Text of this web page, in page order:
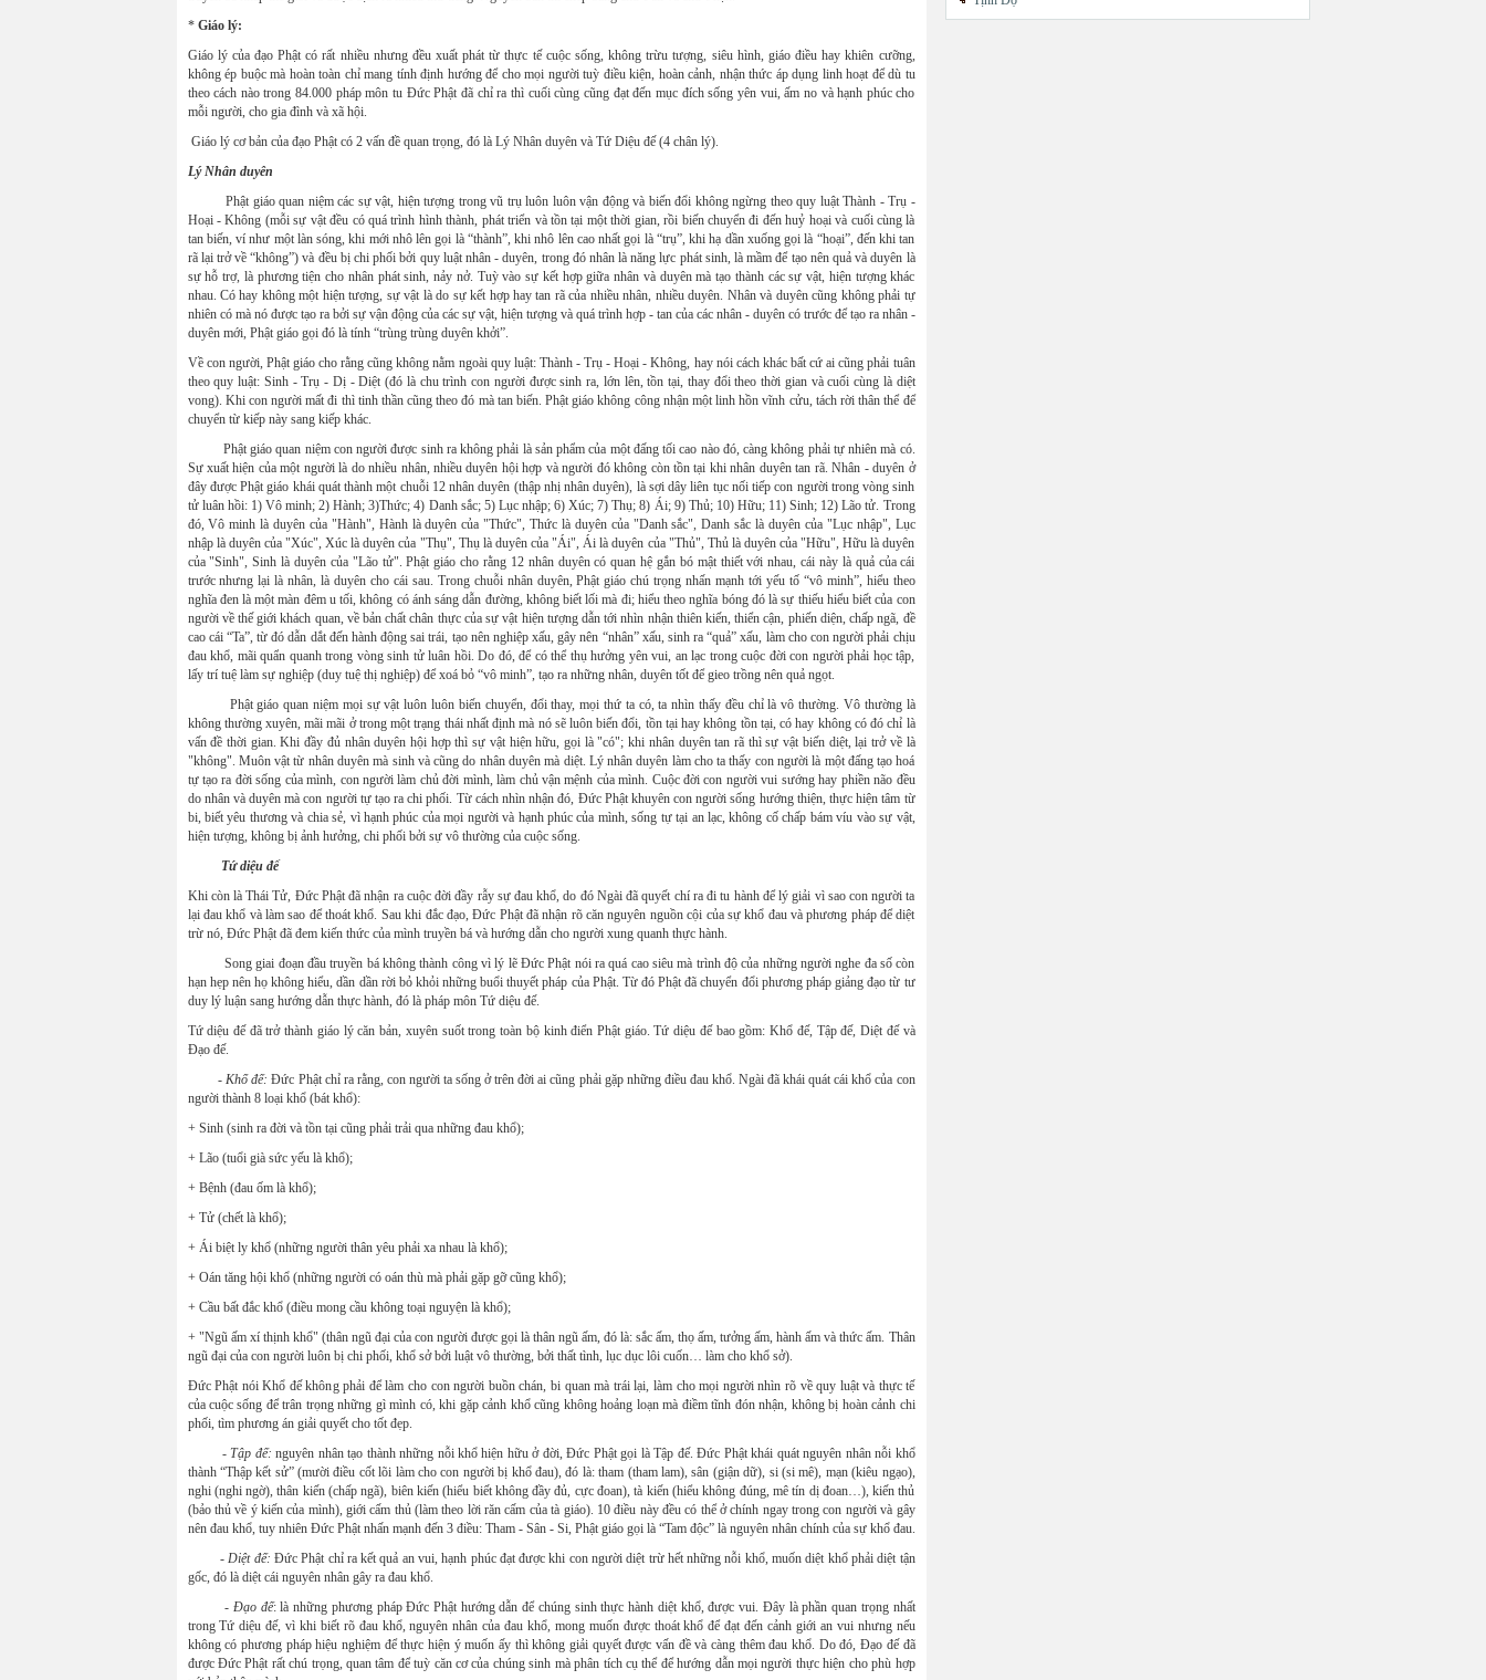
* Giáo lý:
Giáo lý của đạo Phật có rất nhiều nhưng đều xuất phát từ thực tế cuộc sống, không trừu tượng, siêu hình, giáo điều hay khiên cưỡng,
không ép buộc mà hoàn toàn chỉ mang tính định hướng để cho mọi người tuỳ điều kiện, hoàn cảnh, nhận thức áp dụng linh hoạt để dù tu
theo cách nào trong 84.000 pháp môn tu Đức Phật đã chỉ ra thì cuối cùng cũng đạt đến mục đích sống yên vui, ấm no và hạnh phúc cho
mỗi người, cho gia đình và xã hội.
Giáo lý cơ bản của đạo Phật có 2 vấn đề quan trọng, đó là Lý Nhân duyên và Tứ Diệu đế (4 chân lý).
Lý Nhân duyên
Phật giáo quan niệm các sự vật, hiện tượng trong vũ trụ luôn luôn vận động và biến đổi không ngừng theo quy luật Thành - Trụ -
Hoại - Không (mỗi sự vật đều có quá trình hình thành, phát triển và tồn tại một thời gian, rồi biến chuyển đi đến huỷ hoại và cuối cùng là
tan biến, ví như một làn sóng, khi mới nhô lên gọi là “thành”, khi nhô lên cao nhất gọi là “trụ”, khi hạ dần xuống gọi là “hoại”, đến khi tan
rã lại trở về “không”) và đều bị chi phối bởi quy luật nhân - duyên, trong đó nhân là năng lực phát sinh, là mầm để tạo nên quả và duyên là
sự hỗ trợ, là phương tiện cho nhân phát sinh, nảy nở. Tuỳ vào sự kết hợp giữa nhân và duyên mà tạo thành các sự vật, hiện tượng khác
nhau. Có hay không một hiện tượng, sự vật là do sự kết hợp hay tan rã của nhiều nhân, nhiều duyên. Nhân và duyên cũng không phải tự
nhiên có mà nó được tạo ra bởi sự vận động của các sự vật, hiện tượng và quá trình hợp - tan của các nhân - duyên có trước để tạo ra nhân -
duyên mới, Phật giáo gọi đó là tính “trùng trùng duyên khởi”.
Về con người, Phật giáo cho rằng cũng không nằm ngoài quy luật: Thành - Trụ - Hoại - Không, hay nói cách khác bất cứ ai cũng phải tuân
theo quy luật: Sinh - Trụ - Dị - Diệt (đó là chu trình con người được sinh ra, lớn lên, tồn tại, thay đổi theo thời gian và cuối cùng là diệt
vong). Khi con người mất đi thì tinh thần cũng theo đó mà tan biến. Phật giáo không công nhận một linh hồn vĩnh cửu, tách rời thân thể để
chuyển từ kiếp này sang kiếp khác.
Phật giáo quan niệm con người được sinh ra không phải là sản phẩm của một đấng tối cao nào đó, càng không phải tự nhiên mà có.
Sự xuất hiện của một người là do nhiều nhân, nhiều duyên hội hợp và người đó không còn tồn tại khi nhân duyên tan rã. Nhân - duyên ở
đây được Phật giáo khái quát thành một chuỗi 12 nhân duyên (thập nhị nhân duyên), là sợi dây liên tục nối tiếp con người trong vòng sinh
tử luân hồi: 1) Vô minh; 2) Hành; 3)Thức; 4) Danh sắc; 5) Lục nhập; 6) Xúc; 7) Thụ; 8) Ái; 9) Thủ; 10) Hữu; 11) Sinh; 12) Lão tử. Trong
đó, Vô minh là duyên của "Hành", Hành là duyên của "Thức", Thức là duyên của "Danh sắc", Danh sắc là duyên của "Lục nhập", Lục
nhập là duyên của "Xúc", Xúc là duyên của "Thụ", Thụ là duyên của "Ái", Ái là duyên của "Thủ", Thủ là duyên của "Hữu", Hữu là duyên
của "Sinh", Sinh là duyên của "Lão tử". Phật giáo cho rằng 12 nhân duyên có quan hệ gắn bó mật thiết với nhau, cái này là quả của cái
trước nhưng lại là nhân, là duyên cho cái sau. Trong chuỗi nhân duyên, Phật giáo chú trọng nhấn mạnh tới yếu tố “vô minh”, hiểu theo
nghĩa đen là một màn đêm u tối, không có ánh sáng dẫn đường, không biết lối mà đi; hiểu theo nghĩa bóng đó là sự thiếu hiểu biết của con
người về thế giới khách quan, về bản chất chân thực của sự vật hiện tượng dẫn tới nhìn nhận thiên kiến, thiển cận, phiến diện, chấp ngã, đề
cao cái “Ta”, từ đó dẫn dắt đến hành động sai trái, tạo nên nghiệp xấu, gây nên “nhân” xấu, sinh ra “quả” xấu, làm cho con người phải chịu
đau khổ, mãi quẩn quanh trong vòng sinh tử luân hồi. Do đó, để có thể thụ hưởng yên vui, an lạc trong cuộc đời con người phải học tập,
lấy trí tuệ làm sự nghiệp (duy tuệ thị nghiệp) để xoá bỏ “vô minh”, tạo ra những nhân, duyên tốt để gieo trồng nên quả ngọt.
Phật giáo quan niệm mọi sự vật luôn luôn biến chuyển, đổi thay, mọi thứ ta có, ta nhìn thấy đều chỉ là vô thường. Vô thường là
không thường xuyên, mãi mãi ở trong một trạng thái nhất định mà nó sẽ luôn biến đổi, tồn tại hay không tồn tại, có hay không có đó chỉ là
vấn đề thời gian. Khi đầy đủ nhân duyên hội hợp thì sự vật hiện hữu, gọi là "có"; khi nhân duyên tan rã thì sự vật biến diệt, lại trở về là
"không". Muôn vật từ nhân duyên mà sinh và cũng do nhân duyên mà diệt. Lý nhân duyên làm cho ta thấy con người là một đấng tạo hoá
tự tạo ra đời sống của mình, con người làm chủ đời mình, làm chủ vận mệnh của mình. Cuộc đời con người vui sướng hay phiền não đều
do nhân và duyên mà con người tự tạo ra chi phối. Từ cách nhìn nhận đó, Đức Phật khuyên con người sống hướng thiện, thực hiện tâm từ
bi, biết yêu thương và chia sẻ, vì hạnh phúc của mọi người và hạnh phúc của mình, sống tự tại an lạc, không cố chấp bám víu vào sự vật,
hiện tượng, không bị ảnh hưởng, chi phối bởi sự vô thường của cuộc sống.
Tứ diệu đế
Khi còn là Thái Tử, Đức Phật đã nhận ra cuộc đời đầy rẫy sự đau khổ, do đó Ngài đã quyết chí ra đi tu hành để lý giải vì sao con người ta
lại đau khổ và làm sao để thoát khổ. Sau khi đắc đạo, Đức Phật đã nhận rõ căn nguyên nguồn cội của sự khổ đau và phương pháp để diệt
trừ nó, Đức Phật đã đem kiến thức của mình truyền bá và hướng dẫn cho người xung quanh thực hành.
Song giai đoạn đầu truyền bá không thành công vì lý lẽ Đức Phật nói ra quá cao siêu mà trình độ của những người nghe đa số còn
hạn hẹp nên họ không hiểu, dần dần rời bỏ khỏi những buổi thuyết pháp của Phật. Từ đó Phật đã chuyển đổi phương pháp giảng đạo từ tư
duy lý luận sang hướng dẫn thực hành, đó là pháp môn Tứ diệu đế.
Tứ diệu đế đã trở thành giáo lý căn bản, xuyên suốt trong toàn bộ kinh điển Phật giáo. Tứ diệu đế bao gồm: Khổ đế, Tập đế, Diệt đế và
Đạo đế.
- Khổ đế:Đức Phật chỉ ra rằng, con người ta sống ở trên đời ai cũng phải gặp những điều đau khổ. Ngài đã khái quát cái khổ của con
người thành 8 loại khổ (bát khổ):
+ Sinh (sinh ra đời và tồn tại cũng phải trải qua những đau khổ);
+ Lão (tuổi già sức yếu là khổ);
+ Bệnh (đau ốm là khổ);
+ Tử (chết là khổ);
+ Ái biệt ly khổ (những người thân yêu phải xa nhau là khổ);
+ Oán tăng hội khổ (những người có oán thù mà phải gặp gỡ cũng khổ);
+ Cầu bất đắc khổ (điều mong cầu không toại nguyện là khổ);
+ "Ngũ ấm xí thịnh khổ" (thân ngũ đại của con người được gọi là thân ngũ ấm, đó là: sắc ấm, thọ ấm, tưởng ấm, hành ấm và thức ấm. Thân
ngũ đại của con người luôn bị chi phối, khổ sở bởi luật vô thường, bởi thất tình, lục dục lôi cuốn… làm cho khổ sở).
Đức Phật nói Khổ đế không phải để làm cho con người buồn chán, bi quan mà trái lại, làm cho mọi người nhìn rõ về quy luật và thực tế
của cuộc sống để trân trọng những gì mình có, khi gặp cảnh khổ cũng không hoảng loạn mà điềm tĩnh đón nhận, không bị hoàn cảnh chi
phối, tìm phương án giải quyết cho tốt đẹp.
- Tập đế:nguyên nhân tạo thành những nỗi khổ hiện hữu ở đời, Đức Phật gọi là Tập đế. Đức Phật khái quát nguyên nhân nỗi khổ
thành “Thập kết sử” (mười điều cốt lõi làm cho con người bị khổ đau), đó là: tham (tham lam), sân (giận dữ), si (si mê), mạn (kiêu ngạo),
nghi (nghi ngờ), thân kiến (chấp ngã), biên kiến (hiểu biết không đầy đủ, cực đoan), tà kiến (hiểu không đúng, mê tín dị đoan…), kiến thủ
(bảo thủ về ý kiến của mình), giới cấm thủ (làm theo lời răn cấm của tà giáo). 10 điều này đều có thể ở chính ngay trong con người và gây
nên đau khổ, tuy nhiên Đức Phật nhấn mạnh đến 3 điều: Tham - Sân - Si, Phật giáo gọi là “Tam độc” là nguyên nhân chính của sự khổ đau.
- Diệt đế: Đức Phật chỉ ra kết quả an vui, hạnh phúc đạt được khi con người diệt trừ hết những nỗi khổ, muốn diệt khổ phải diệt tận
gốc, đó là diệt cái nguyên nhân gây ra đau khổ.
- Đạo đế: là những phương pháp Đức Phật hướng dẫn để chúng sinh thực hành diệt khổ, được vui. Đây là phần quan trọng nhất
trong Tứ diệu đế, vì khi biết rõ đau khổ, nguyên nhân của đau khổ, mong muốn được thoát khổ để đạt đến cảnh giới an vui nhưng nếu
không có phương pháp hiệu nghiệm để thực hiện ý muốn ấy thì không giải quyết được vấn đề và càng thêm đau khổ. Do đó, Đạo đế đã
được Đức Phật rất chú trọng, quan tâm để tuỳ căn cơ của chúng sinh mà phân tích cụ thể để hướng dẫn mọi người thực hiện cho phù hợp